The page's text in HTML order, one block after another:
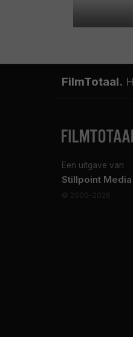
FilmTotaal.
Een uitgave van
Stillpoint Media
© 2000–2026